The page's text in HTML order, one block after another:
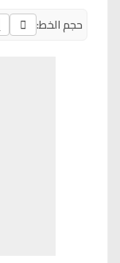
حجم الخط: